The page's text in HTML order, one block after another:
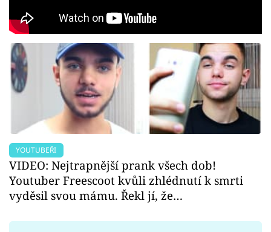
YOUTUBEŘI
VIDEO: Nejtrapnější prank všech dob!
Youtuber Freescoot kvůli zhlédnutí k smrti
vyděsil svou mámu. Řekl jí, že…